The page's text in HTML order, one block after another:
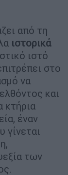
από τη
ιστορικά
ιστό
στο
να
και
κτήρια
έναν
γίνεται
των